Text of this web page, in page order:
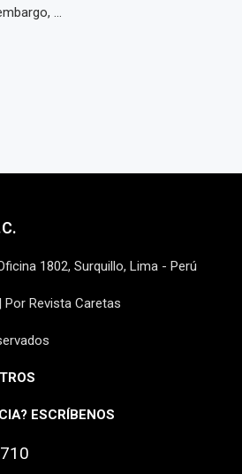
...
1802, Surquillo, Lima - Perú
Revista Caretas
ESCRÍBENOS